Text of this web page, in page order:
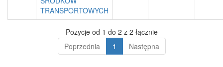
TRANSPORTOWYCH
Pozycje od 1 do 2 z 2 łącznie
Poprzednia
1 Następna